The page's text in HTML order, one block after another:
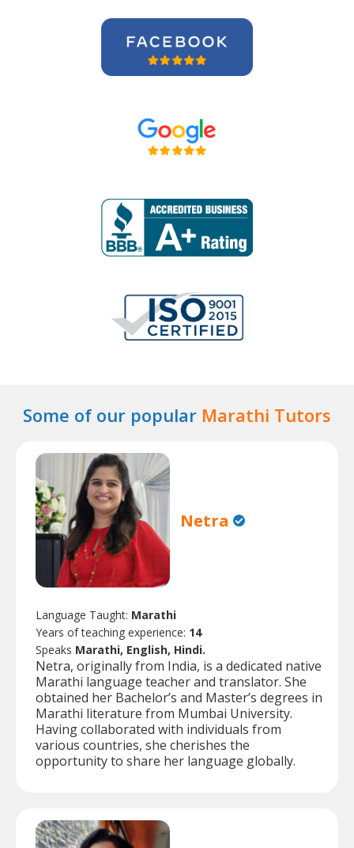
Some of our popular Marathi Tutors
Netra
Language Taught: Marathi
Years of teaching experience: 14
Speaks Marathi, English, Hindi.
Netra, originally from India, is a dedicated native
Marathi language teacher and translator. She
obtained her Bachelor’s and Master’s degrees in
Marathi literature from Mumbai University.
Having collaborated with individuals from
various countries, she cherishes the
opportunity to share her language globally.